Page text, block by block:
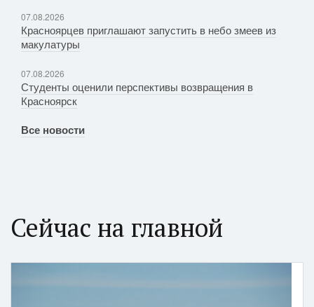
07.08.2026
Красноярцев приглашают запустить в небо змеев из
макулатуры
07.08.2026
Студенты оценили перспективы возвращения в
Красноярск
Все новости
Сейчас на главной